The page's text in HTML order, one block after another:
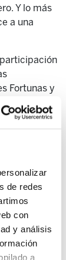
de redes
con
y análisis
a
Y lo más
a una
Fortunas y
Sin
nada
con la
a ELA, en
o no